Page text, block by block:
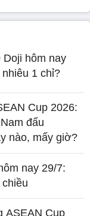
Doji hôm nay
1 chỉ?
Cup 2026:
đấu
nào, mấy giờ?
nay 29/7:
ASEAN Cup